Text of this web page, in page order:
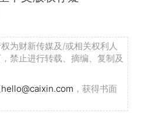
为财新传媒及/或相关权利人
禁止进行转载、摘编、复制及
hello@caixin.com ，获得书面